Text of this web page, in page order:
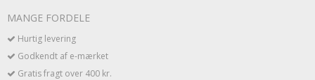
MANGE FORDELE
Hurtig levering
Godkendt af e-mærket
Gratis fragt over 400 kr.